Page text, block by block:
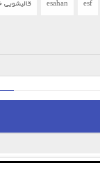
esf
esahan قالیشویی